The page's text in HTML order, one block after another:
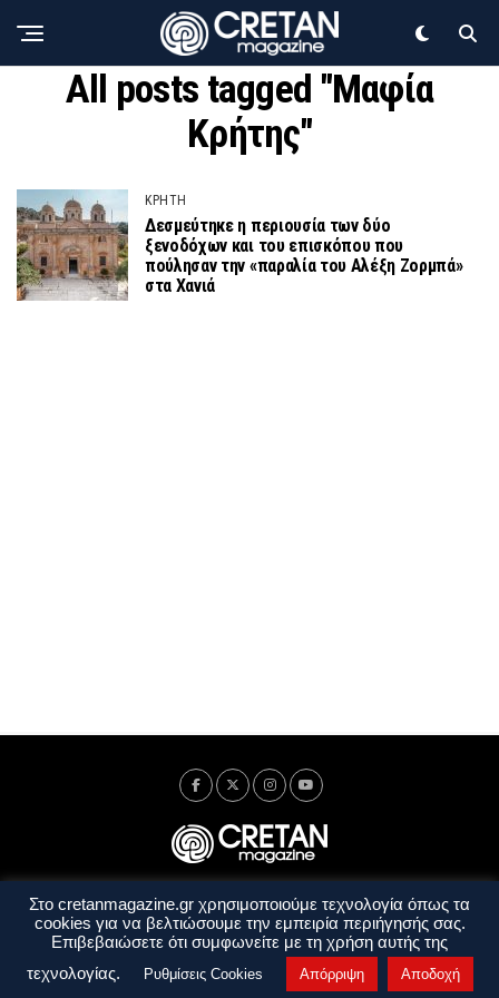
All posts tagged "Μαφία
Κρήτης"
ΚΡΗΤΗ
Δεσμεύτηκε η περιουσία των δύο
ξενοδόχων και του επισκόπου που
πούλησαν την «παραλία του Αλέξη Ζορμπά»
στα Χανιά
Ταυτότητα Πολιτική Απορρήτου
Όροι Χρήσης
Όροι και Προϋποθέσεις
Στο cretanmagazine.gr χρησιμοποιούμε τεχνολογία όπως τα
cookies για να βελτιώσουμε την εμπειρία περιήγησής σας.
Επιβεβαιώσετε ότι συμφωνείτε με τη χρήση αυτής της
τεχνολογίας.
Ρυθμίσεις Cookies Απόρριψη Αποδοχή